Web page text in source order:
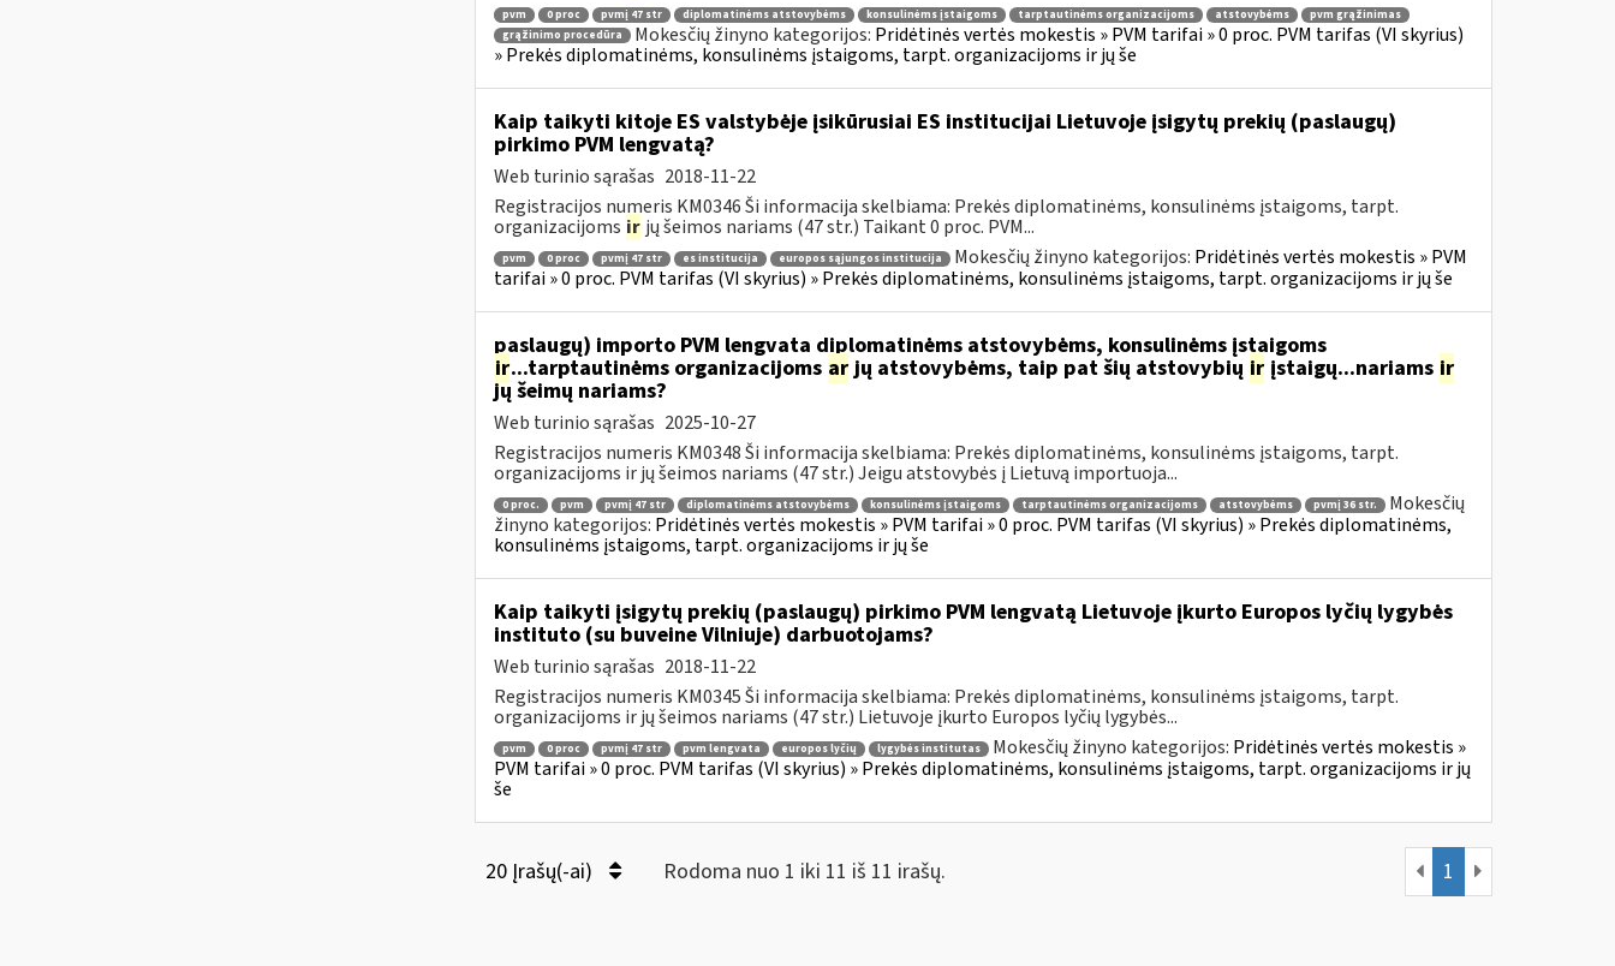
pvm 0 proc pvmį 47 str diplomatinėms atstovybėms konsulinėms įstaigoms tarptautinėms organizacijoms atstovybėms
pvm grąžinimas
grąžinimo procedūra
Mokesčių žinyno kategorijos: Pridėtinės vertės mokestis » PVM tarifai » 0 proc. PVM tarifas (VI skyrius)
» Prekės diplomatinėms, konsulinėms įstaigoms, tarpt. organizacijoms ir jų še
Kaip taikyti kitoje ES valstybėje įsikūrusiai ES institucijai Lietuvoje įsigytų prekių (paslaugų)
pirkimo PVM lengvatą?
Web turinio sąrašas 2018-11-22
Registracijos numeris KM0346 Ši informacija skelbiama: Prekės diplomatinėms, konsulinėms įstaigoms, tarpt.
organizacijoms ir jų šeimos nariams (47 str.) Taikant 0 proc. PVM...
pvm 0 proc pvmį 47 str es institucija europos sąjungos institucija Mokesčių žinyno kategorijos: Pridėtinės vertės mokestis » PVM
tarifai » 0 proc. PVM tarifas (VI skyrius) » Prekės diplomatinėms, konsulinėms įstaigoms, tarpt. organizacijoms ir jų še
paslaugų) importo PVM lengvata diplomatinėms atstovybėms, konsulinėms įstaigoms
ir...tarptautinėms organizacijoms arjų atstovybėms, taip pat šių atstovybių irįstaigų...nariams ir
jų šeimų nariams?
Web turinio sąrašas 2025-10-27
Registracijos numeris KM0348 Ši informacija skelbiama: Prekės diplomatinėms, konsulinėms įstaigoms, tarpt.
organizacijoms ir jų šeimos nariams (47 str.) Jeigu atstovybės į Lietuvą importuoja...
0 proc. pvm pvmį 47 str diplomatinėms atstovybėms konsulinėms įstaigoms tarptautinėms organizacijoms atstovybėms pvmį 36 str.
Mokesčių
žinyno kategorijos: Pridėtinės vertės mokestis » PVM tarifai » 0 proc. PVM tarifas (VI skyrius) » Prekės diplomatinėms,
konsulinėms įstaigoms, tarpt. organizacijoms ir jų še
Kaip taikyti įsigytų prekių (paslaugų) pirkimo PVM lengvatą Lietuvoje įkurto Europos lyčių lygybės
instituto (su buveine Vilniuje) darbuotojams?
Web turinio sąrašas 2018-11-22
Registracijos numeris KM0345 Ši informacija skelbiama: Prekės diplomatinėms, konsulinėms įstaigoms, tarpt.
organizacijoms ir jų šeimos nariams (47 str.) Lietuvoje įkurto Europos lyčių lygybės...
pvm 0 proc pvmį 47 str pvm lengvata europos lyčių lygybės institutas Mokesčių žinyno kategorijos: Pridėtinės vertės mokestis »
PVM tarifai » 0 proc. PVM tarifas (VI skyrius) » Prekės diplomatinėms, konsulinėms įstaigoms, tarpt. organizacijoms ir jų
še
20 Įrašų(-ai) Rodoma nuo 1 iki 11 iš 11 irašų. 1